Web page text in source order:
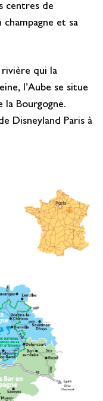
centres de
et sa
qui la
l’Aube se situe
la Bourgogne.
Disneyland Paris à